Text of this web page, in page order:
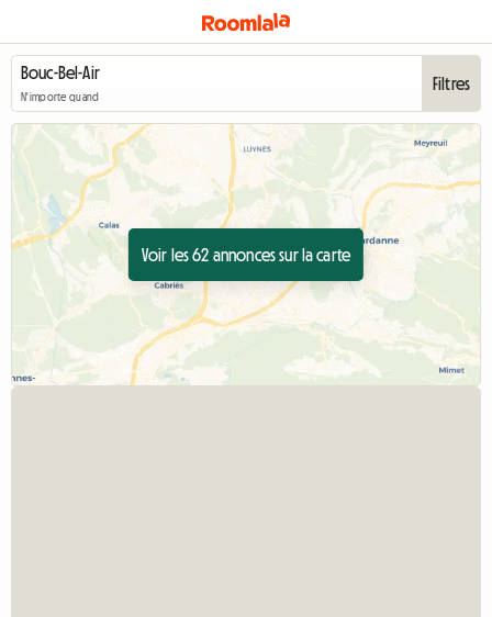
N'importe quand
Filtres
Voir les 62 annonces sur la carte